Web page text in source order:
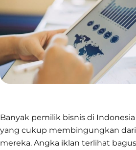
Banyak pemilik bisnis di
yang cukup membingungkan dari
mereka. Angka iklan terlihat